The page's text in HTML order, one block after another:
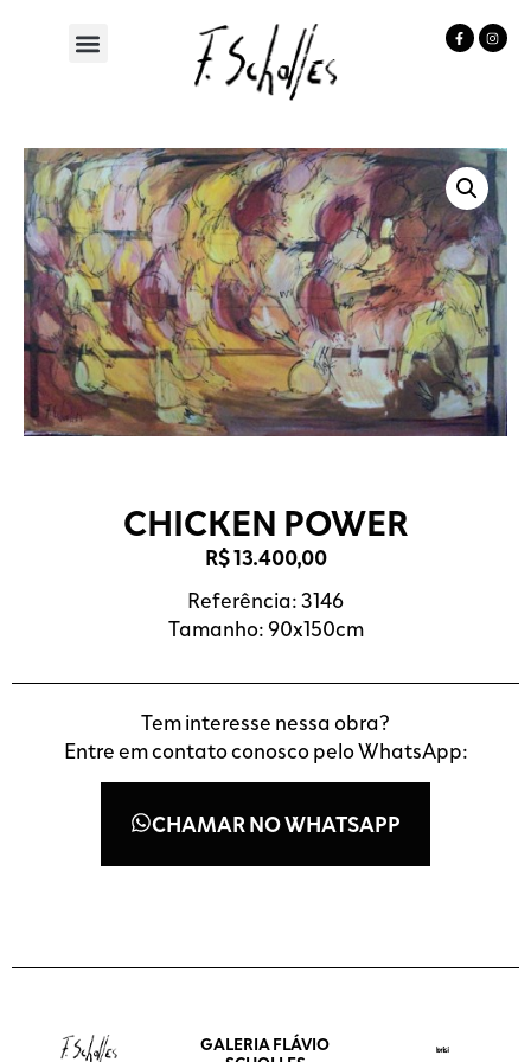
CHICKEN POWER
R$13.400,00
Referência: 3146
Tamanho: 90x150cm
Tem interesse nessa obra?
Entre em contato conosco pelo WhatsApp:
CHAMAR NO WHATSAPP
GALERIA FLÁVIO